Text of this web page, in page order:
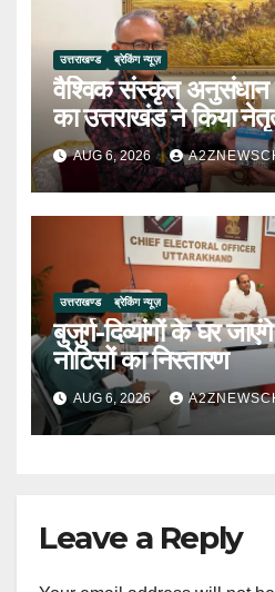
उत्तराखण्ड ब्रेकिंग न्यूज़
वैश्विक संस्कृत अनुसंधान
का उत्तराखंड ने किया
AUG 6, 2026
उत्तराखण्ड ब्रेकिंग न्यूज़
बुजुर्ग-दिव्यांगों के घर
नोटिसों का निस्तारण
AUG 6, 2026
Leave a Reply